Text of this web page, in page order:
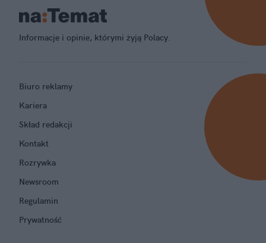
Informacje i opinie, którymi żyją Polacy.
Biuro reklamy
Kariera
Skład redakcji
Kontakt
Rozrywka
Newsroom
Regulamin
Prywatność